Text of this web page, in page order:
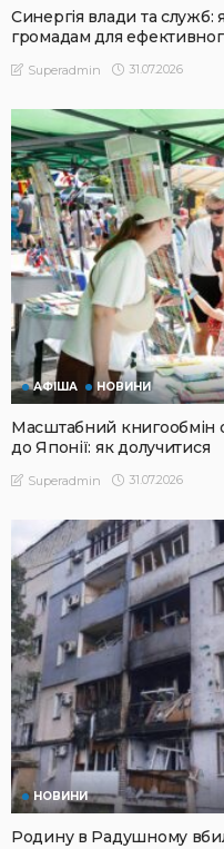
Синергія влади та служб:
громадам для
Superadmin 31.07.2026
АФІША НОВИНИ
Масштабний книгообмін
до Японії: як долучитися
Superadmin 31.07.2026
НОВИНИ
Родину в Радушному